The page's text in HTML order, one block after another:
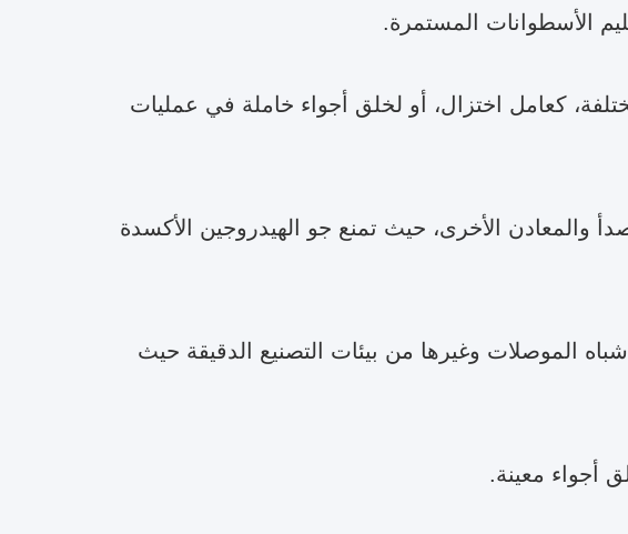
الأسطوانات المستمرة.
كعامل اختزال، أو لخلق أجواء خاملة في عمليات
والمعادن الأخرى، حيث تمنع جو الهيدروجين الأكسدة
الموصلات وغيرها من بيئات التصنيع الدقيقة حيث
أجواء معينة.